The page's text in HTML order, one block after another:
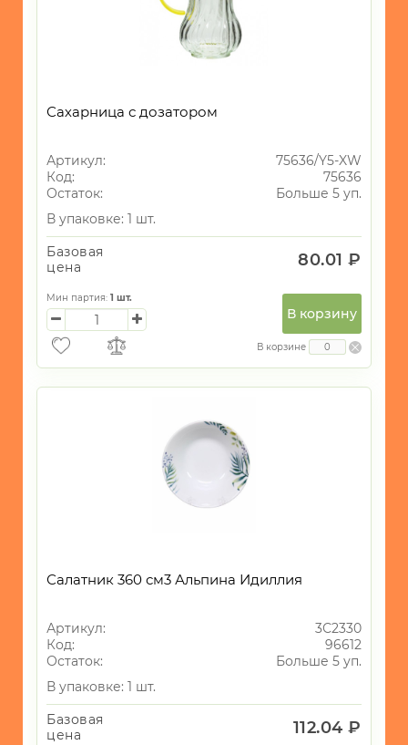
Сахарница с дозатором
Артикул:
75636/Y5-XW
Код:
75636
Остаток:
Больше 5 уп.
В упаковке: 1 шт.
Базовая
цена
80.01 ₽
Мин партия: 1 шт.
В корзину
В корзине
Салатник 360 см3 Альпина Идиллия
Артикул:
3С2330
Код:
96612
Остаток:
Больше 5 уп.
В упаковке: 1 шт.
Базовая
цена
112.04 ₽